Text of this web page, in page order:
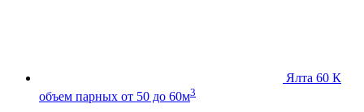
Ялта 60 К
объем парных от 50 до 60м3